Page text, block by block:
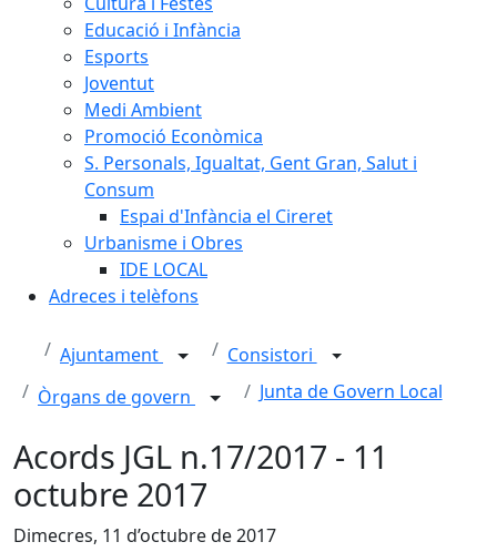
Educació i Infància
Esports
Joventut
Medi Ambient
Promoció Econòmica
S. Personals, Igualtat, Gent Gran, Salut i
Consum
Espai d'Infància el Cireret
Urbanisme i Obres
IDE LOCAL
Adreces i telèfons
Ajuntament
Consistori
Òrgans de govern
Junta de Govern Local
Acords JGL n.17/2017 - 11
octubre 2017
Dimecres, 11 d’octubre de 2017